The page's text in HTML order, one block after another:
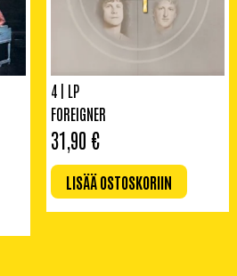
4 | LP
FOREIGNER
31,90 €
LISÄÄ OSTOSKORIIN